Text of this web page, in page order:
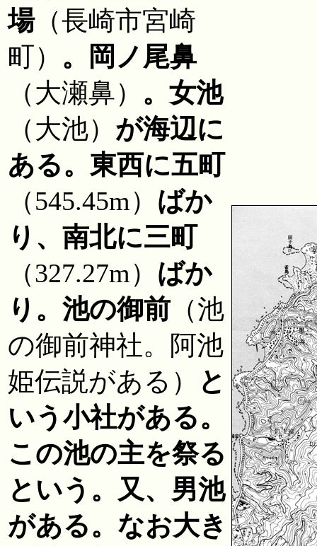
場（長崎市宮崎
町） 。岡ノ尾鼻
（大瀬鼻） 。女池
（大池） が海辺に
ある。東西に五町
（545.45m） ばか
り、南北に三町
（327.27m） ばか
り。池の御前 （池
の御前神社。阿池
姫伝説がある）
と
いう小社がある。
この池の主を祭る
という。又、男池
がある。なお大き